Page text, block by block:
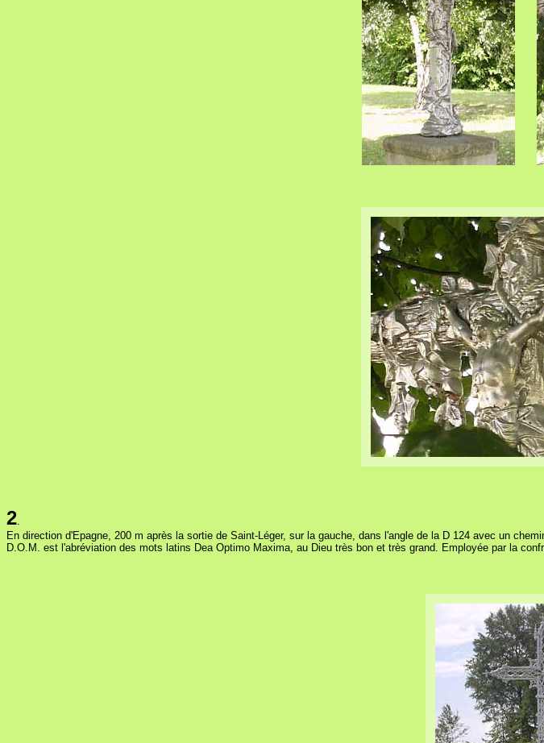
2.
En direction d'Epagne, 200 m après la sortie de Saint-Léger, sur la gauche, dans l'angle de la D 124 avec un
D.O.M. est l'abréviation des mots latins Dea Optimo Maxima, au Dieu très bon et très grand. Employée par la